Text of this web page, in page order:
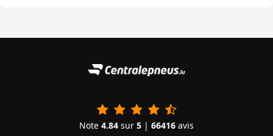
Note 4.84 sur 5 | 66416 avis